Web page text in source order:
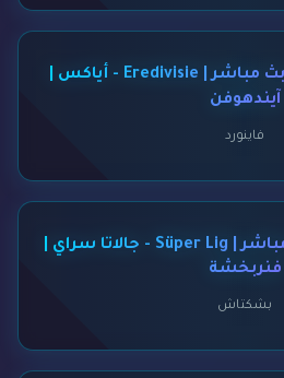
الدوري الهولندي بث مباشر | Eredivisie - أياكس |
آيندهوفن
فاينورد
الدوري التركي بث مباشر | Süper Lig - جالاتا سراي |
فنربخشة
بشكتاش